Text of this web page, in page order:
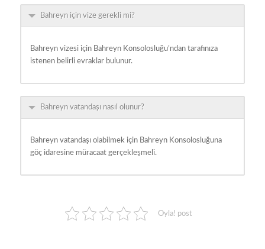
Bahreyn için vize gerekli mi?
Bahreyn vizesi için Bahreyn Konsolosluğu’ndan tarafınıza
istenen belirli evraklar bulunur.
Bahreyn vatandaşı nasıl olunur?
Bahreyn vatandaşı olabilmek için Bahreyn Konsolosluğuna
göç idaresine müracaat gerçekleşmeli.
Oyla! post